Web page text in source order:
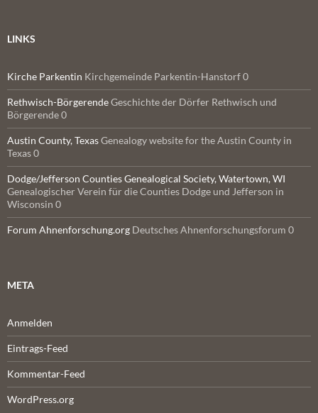
LINKS
Kirche Parkentin Kirchgemeinde Parkentin-Hanstorf 0
Rethwisch-BörgerendeGeschichte der Dörfer Rethwisch und
Börgerende 0
Austin County, TexasGenealogy website for the Austin County in
Texas 0
Dodge/Jefferson Counties Genealogical Society, Watertown, WI
Genealogischer Verein für die Counties Dodge und Jefferson in
Wisconsin 0
Forum Ahnenforschung.org Deutsches Ahnenforschungsforum 0
META
Anmelden
Eintrags-Feed
Kommentar-Feed
WordPress.org